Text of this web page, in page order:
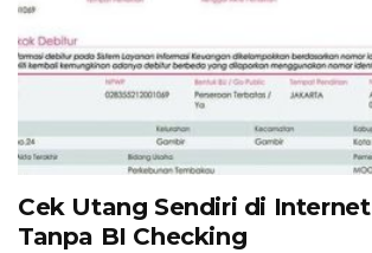
Cek Utang Sendiri di Internet
Tanpa BI Checking